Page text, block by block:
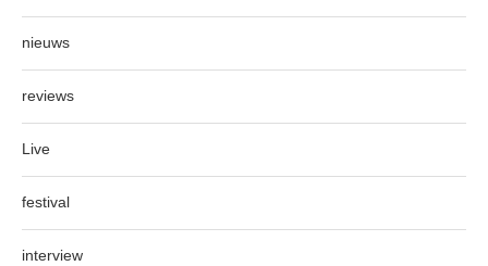
nieuws
reviews
Live
festival
interview